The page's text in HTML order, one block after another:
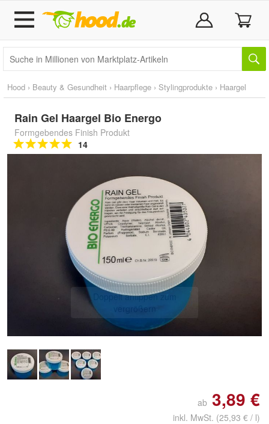
Hood › Beauty & Gesundheit › Haarpflege › Stylingprodukte › Haargel
Rain Gel Haargel Bio Energo
Formgebendes Finish Produkt
14
Doppelt antippen zum
vergrößern
ab 3,89 €
inkl. MwSt. (25,93 € / l)